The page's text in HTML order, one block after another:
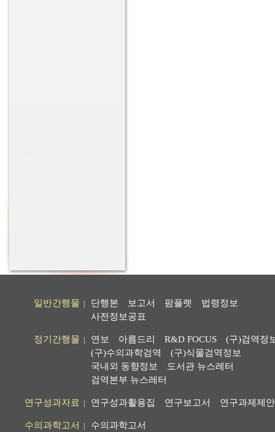
일반간행물 단행본 보고서 팜플렛
법령정보
사전정보공표
정기간행물 연보 아름드리 R&D FOCUS
(구)검역정
(구)수의과학검역
(구)식물검역정보
국내외 동향정보
도서관 뉴스레터
검역본부 뉴스레터
연구성과자료 연구성과활용집 연구보고서 연구과제제
수의과학고서 수의과학고서